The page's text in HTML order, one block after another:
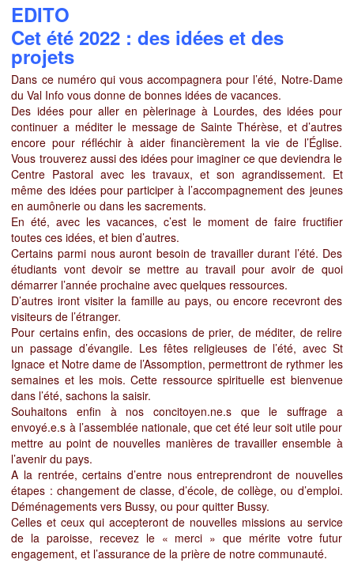
EDITO
Cet été 2022 : des idées et des
projets
Dans ce numéro qui vous accompagnera pour l’été, Notre-Dame
du Val Info vous donne de bonnes idées de vacances.
Des idées pour aller en pèlerinage à Lourdes, des idées pour
continuer a méditer le message de Sainte Thérèse, et d’autres
encore pour réfléchir à aider financièrement la vie de l’Église.
Vous trouverez aussi des idées pour imaginer ce que deviendra le
Centre Pastoral avec les travaux, et son agrandissement. Et
même des idées pour participer à l’accompagnement des jeunes
en aumônerie ou dans les sacrements.
En été, avec les vacances, c’est le moment de faire fructifier
toutes ces idées, et bien d’autres.
Certains parmi nous auront besoin de travailler durant l’été. Des
étudiants vont devoir se mettre au travail pour avoir de quoi
démarrer l’année prochaine avec quelques ressources.
D’autres iront visiter la famille au pays, ou encore recevront des
visiteurs de l’étranger.
Pour certains enfin, des occasions de prier, de méditer, de relire
un passage d’évangile. Les fêtes religieuses de l’été, avec St
Ignace et Notre dame de l’Assomption, permettront de rythmer les
semaines et les mois. Cette ressource spirituelle est bienvenue
dans l’été, sachons la saisir.
Souhaitons enfin à nos concitoyen.ne.s que le suffrage a
envoyé.e.s à l’assemblée nationale, que cet été leur soit utile pour
mettre au point de nouvelles manières de travailler ensemble à
l’avenir du pays.
A la rentrée, certains d’entre nous entreprendront de nouvelles
étapes : changement de classe, d’école, de collège, ou d’emploi.
Déménagements vers Bussy, ou pour quitter Bussy.
Celles et ceux qui accepteront de nouvelles missions au service
de la paroisse, recevez le « merci » que mérite votre futur
engagement, et l’assurance de la prière de notre communauté.